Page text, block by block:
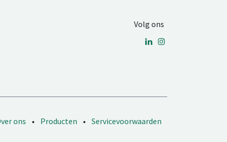
Volg ons
ons • Producten • Servicevoorwaarden